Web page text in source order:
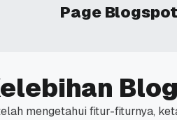
Page Blogspot
mengetahui fitur-fiturnya,